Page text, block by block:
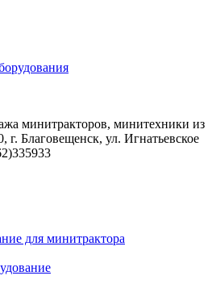
минитракторов, минитехники из
г. Благовещенск, ул. Игнатьевское
для минитрактора